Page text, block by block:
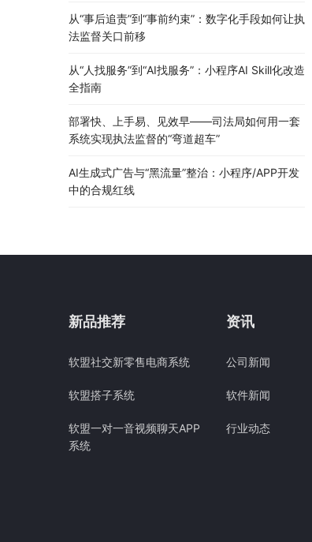
从“事后追责”到“事前约束”：数字化手段如何让执
法监督关口前移
从“人找服务”到“AI找服务”：小程序AI Skill化改造
全指南
部署快、上手易、见效早——司法局如何用一套
系统实现执法监督的“弯道超车”
AI生成式广告与“黑流量”整治：小程序/APP开发
中的合规红线
新品推荐
软盟社交新零售电商系统
软盟搭子系统
软盟一对一音视频聊天APP
系统
资讯
公司新闻
软件新闻
行业动态